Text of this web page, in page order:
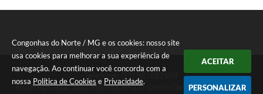
Congonhas do Norte / MG e os cookies: nosso site
usa cookies para melhorar a sua experiência de
navegação. Ao continuar você concorda com a
nossa Política de Cookies e Privacidade.
ACEITAR
PERSONALIZAR
Endereço: Rua: João Moreira, nº 22 - Centro Segunda a Sexta das